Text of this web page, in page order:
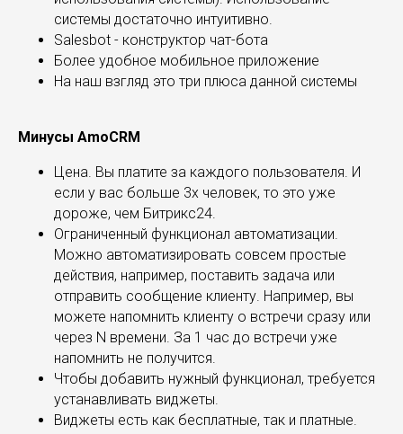
системы достаточно интуитивно.
Salesbot - конструктор чат-бота
Более удобное мобильное приложение
На наш взгляд это три плюса данной системы
Минусы AmoCRM
Цена. Вы платите за каждого пользователя. И
если у вас больше 3х человек, то это уже
дороже, чем Битрикс24.
Ограниченный функционал автоматизации.
Можно автоматизировать совсем простые
действия, например, поставить задача или
отправить сообщение клиенту. Например, вы
можете напомнить клиенту о встречи сразу или
через N времени. За 1 час до встречи уже
напомнить не получится.
Чтобы добавить нужный функционал, требуется
устанавливать виджеты.
Виджеты есть как бесплатные, так и платные.